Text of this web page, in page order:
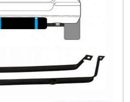
Volkswagen